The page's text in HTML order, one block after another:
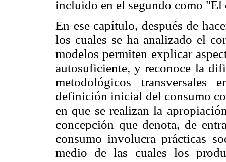
incluido en el segundo como
En ese capítulo, después de
los cuales se ha analizado el
modelos permiten explicar
autosuficiente, y reconoce la
metodológicos
definición inicial del consumo
en que se realizan la
concepción que denota, de
consumo involucra prácticas
medio de las cuales los